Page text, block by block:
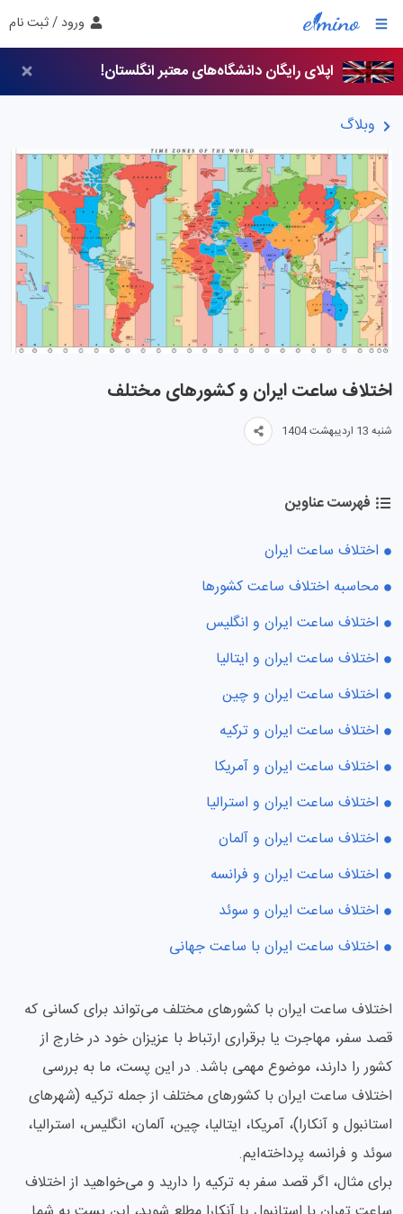
ورود / ثبت نام
اپلای رایگان دانشگاه‌های معتبر انگلستان!
وبلاگ
اختلاف ساعت ایران و کشورهای مختلف
شنبه 13 اردیبهشت 1404
فهرست عناوین
اختلاف ساعت ایران
محاسبه اختلاف ساعت کشورها
اختلاف ساعت ایران و انگلیس
اختلاف ساعت ایران و ایتالیا
اختلاف ساعت ایران و چین
اختلاف ساعت ایران و ترکیه
اختلاف ساعت ایران و آمریکا
اختلاف ساعت ایران و استرالیا
اختلاف ساعت ایران و آلمان
اختلاف ساعت ایران و فرانسه
اختلاف ساعت ایران و سوئد
اختلاف ساعت ایران با ساعت جهانی
اختلاف ساعت ایران با کشورهای مختلف می‌تواند برای کسانی که
قصد سفر، مهاجرت یا برقراری ارتباط با عزیزان خود در خارج از
کشور را دارند، موضوع مهمی باشد. در این پست، ما به بررسی
اختلاف ساعت ایران با کشورهای مختلف از جمله ترکیه (شهرهای
استانبول و آنکارا)، آمریکا، ایتالیا، چین، آلمان، انگلیس، استرالیا،
سوئد و فرانسه پرداخته‌ایم.
برای مثال، اگر قصد سفر به ترکیه را دارید و می‌خواهید از اختلاف